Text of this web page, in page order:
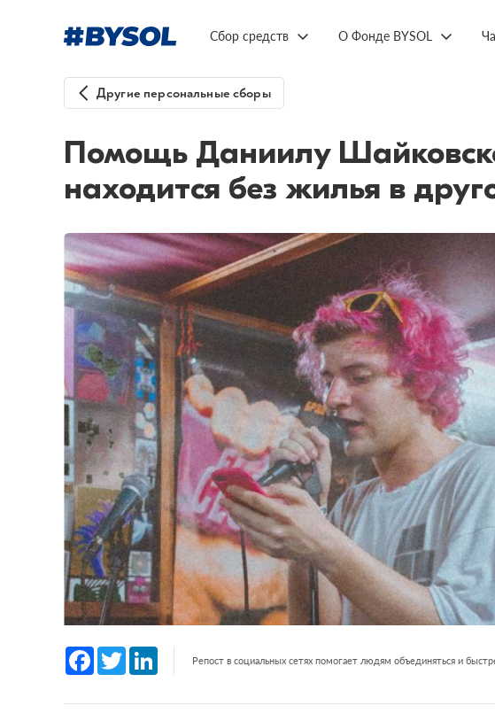
Сбор средств О Фонде BYSOL
Другие персональные сборы
Помощь Даниилу
находится без жилья в
Facebook
Twitter LinkedInРепост в социальных сетях помогает людям объединяться и